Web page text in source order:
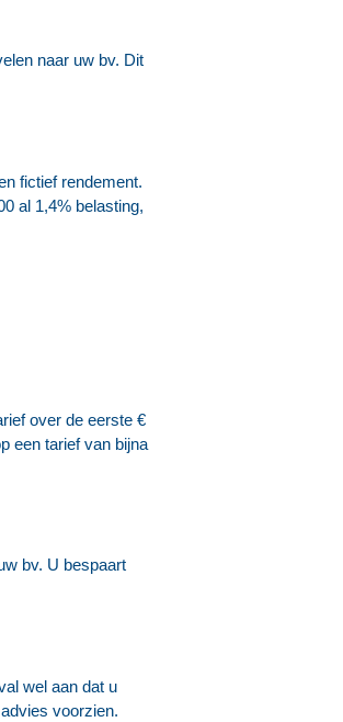
naar uw bv. Dit
fictief rendement.
al 1,4% belasting,
over de eerste €
een tarief van bijna
bv. U bespaart
wel aan dat u
voorzien.